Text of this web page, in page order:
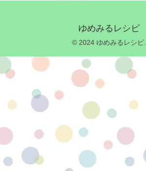
ゆめみるレシピ
© 2024 ゆめみるレシピ.